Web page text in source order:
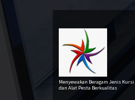
Lewati
ke
konten
Menyewakan Beragam Jenis Kursi
dan Alat Pesta Berkualitas